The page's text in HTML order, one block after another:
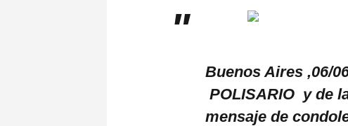
Buenos Aires ,06/
POLISARIO y de
mensaje de